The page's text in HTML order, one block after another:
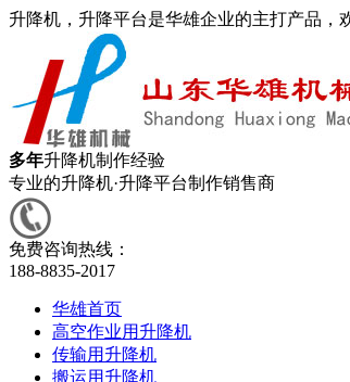
升降机，升降平台是华雄企业的主打产品，
多年升降机制作经验
专业的升降机·升降平台制作销售商
免费咨询热线：
188-8835-2017
华雄首页
高空作业用升降机
传输用升降机
搬运用升降机